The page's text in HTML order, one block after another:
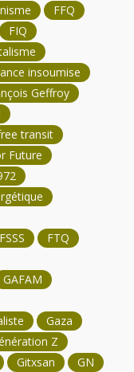
FFQ
FIQ
insoumise
Geffroy
transit
Future
FSSS
FTQ
GAFAM
Gaza
Z
Gitxsan GN